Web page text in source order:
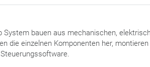
bauen aus mechanischen,
die einzelnen Komponenten her,